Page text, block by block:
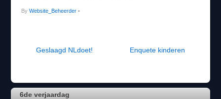
By Website_Beheerder•
Geslaagd NLdoet! Enquete kinderen
6de verjaardag